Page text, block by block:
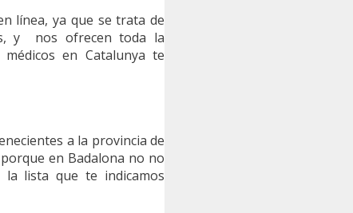
línea, ya que se trata de
y nos ofrecen toda la
en Catalunya te
a la provincia de
en Badalona no no
la lista que te indicamos